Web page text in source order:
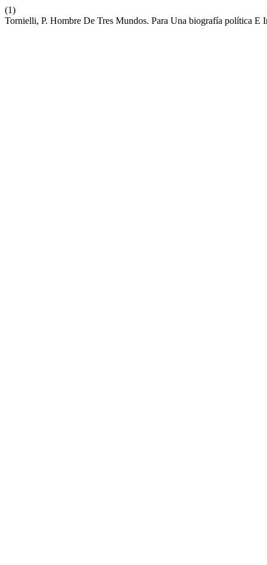
(1)
Tornielli, P. Hombre De Tres Mundos. Para Una biografía política